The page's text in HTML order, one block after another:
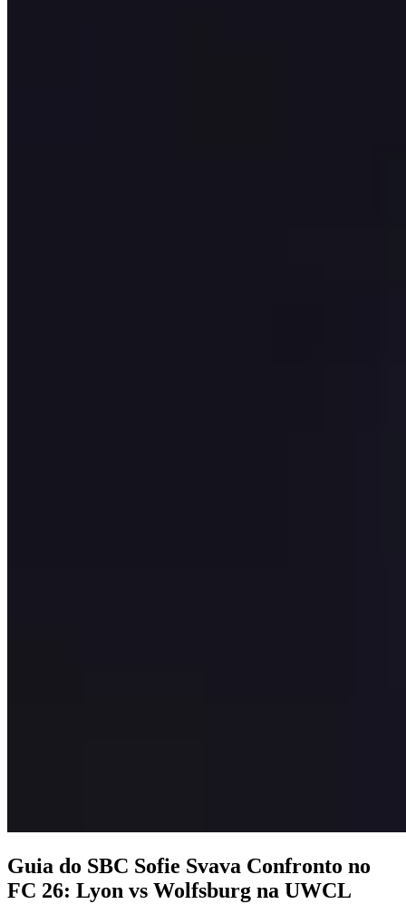
Guia do SBC Sofie Svava Confronto no
FC 26: Lyon vs Wolfsburg na UWCL